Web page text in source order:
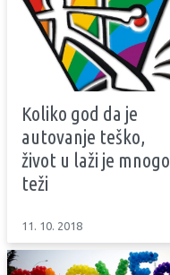
Koliko god da je
autovanje teško,
život u laži je mnogo
teži
11. 10. 2018